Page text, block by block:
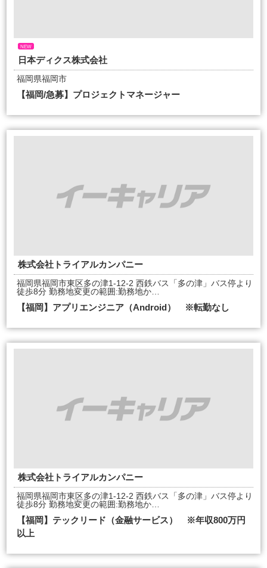
NEW
日本ディクス株式会社
福岡県福岡市
【福岡/急募】プロジェクトマネージャー
株式会社トライアルカンパニー
福岡県福岡市東区多の津1-12-2 西鉄バス「多の津」バス停より
徒歩8分 勤務地変更の範囲:勤務地か…
【福岡】アプリエンジニア（Android） ※転勤なし
株式会社トライアルカンパニー
福岡県福岡市東区多の津1-12-2 西鉄バス「多の津」バス停より
徒歩8分 勤務地変更の範囲:勤務地か…
【福岡】テックリード（金融サービス） ※年収800万円
以上